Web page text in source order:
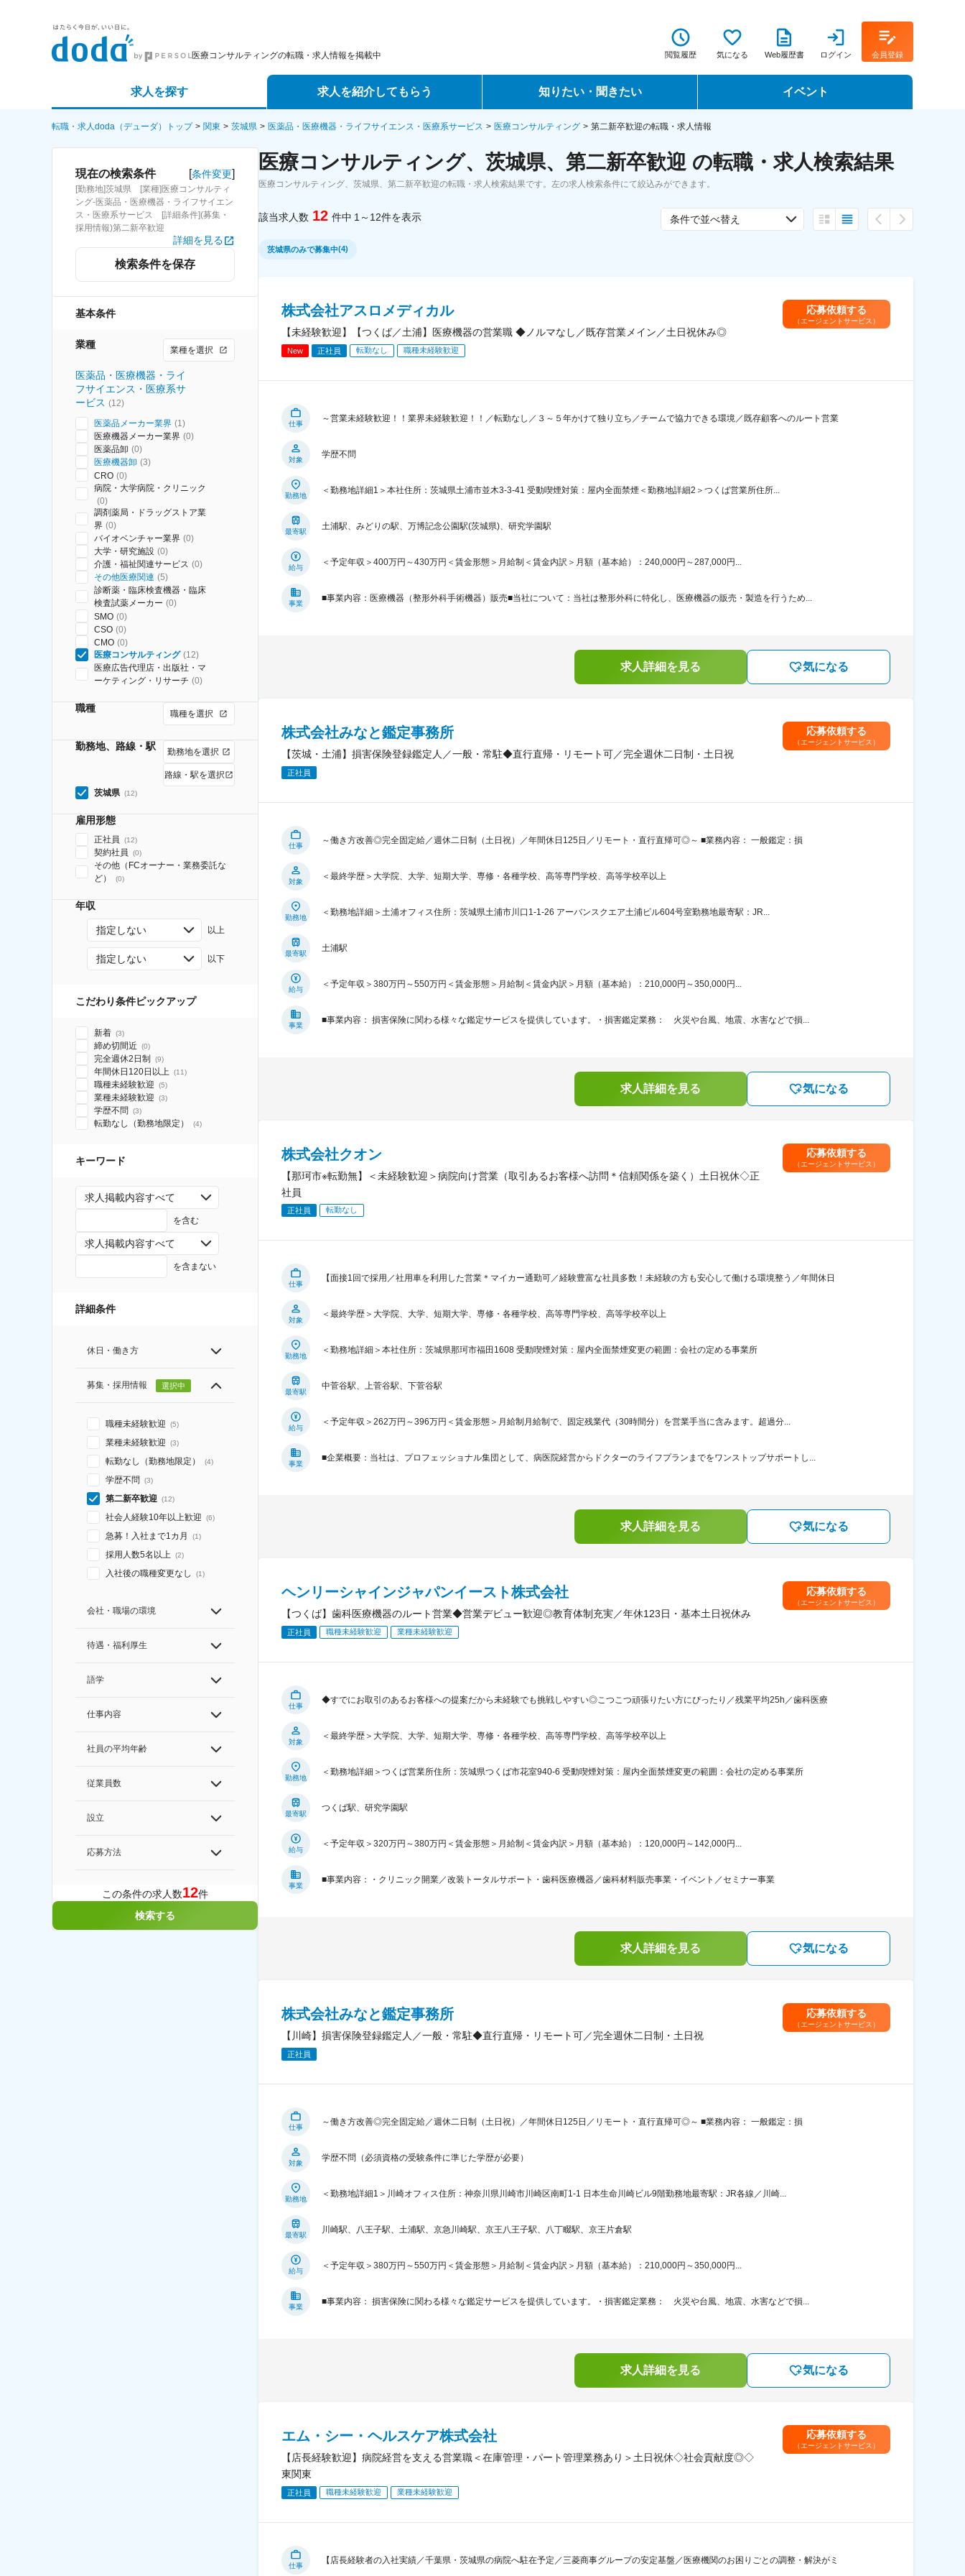
医療コンサルティングの転職・求人情報を掲載中 閲覧履歴 気になる Web履歴書 ログイン 会員登録
求人を探す
詳細条件から探す
求人特集から探す
求人を紹介してもらう
エージェントサービス
スカウトサービス
知りたい・聞きたい
転職ノウハウ
データで見る転職
イベント
転職フェア
転職・求人doda（デューダ）トップ 関東 茨城県 医薬品・医療機器・ライフサイエンス・医療系サービス 医療コンサルティング 第二新卒歓迎の転職・求人情報
現在の検索条件 [条件変更]
[勤務地]茨城県 [業種]医療コンサルティ
ング-医薬品・医療機器・ライフサイエン
ス・医療系サービス [詳細条件](募集・
採用情報)第二新卒歓迎
詳細を見る
検索条件を保存
基本条件
業種 業種を選択
医薬品・医療機器・ライ
フサイエンス・医療系サ
ービス (12)
医薬品メーカー業界 (1)
医療機器メーカー業界 (0)
医薬品卸 (0)
医療機器卸 (3)
CRO (0)
病院・大学病院・クリニック
(0)
調剤薬局・ドラッグストア業
界 (0)
バイオベンチャー業界 (0)
大学・研究施設 (0)
介護・福祉関連サービス (0)
その他医療関連 (5)
診断薬・臨床検査機器・臨床
検査試薬メーカー (0)
SMO (0)
CSO (0)
CMO (0)
医療コンサルティング (12)
医療広告代理店・出版社・マ
ーケティング・リサーチ (0)
職種 職種を選択
勤務地、路線・駅 勤務地を選択
路線・駅を選択
茨城県 (12)
雇用形態
正社員 (12)
契約社員 (0)
その他（FCオーナー・業務委託な
ど）
(0)
年収
指定しない 以上
指定しない 以下
こだわり条件ピックアップ
新着 (3)
締め切間近 (0)
完全週休2日制 (9)
年間休日120日以上 (11)
職種未経験歓迎 (5)
業種未経験歓迎 (3)
学歴不問 (3)
転勤なし（勤務地限定） (4)
キーワード
求人掲載内容すべて
を含む
求人掲載内容すべて
を含まない
詳細条件
休日・働き方
募集・採用情報 選択中
職種未経験歓迎 (5)
業種未経験歓迎 (3)
転勤なし（勤務地限定） (4)
学歴不問 (3)
第二新卒歓迎 (12)
社会人経験10年以上歓迎 (6)
急募！入社まで1カ月 (1)
採用人数5名以上 (2)
入社後の職種変更なし (1)
会社・職場の環境
待遇・福利厚生
語学
仕事内容
社員の平均年齢
従業員数
設立
応募方法
この条件の求人数12件
検索する
医療コンサルティング、茨城県、第二新卒歓迎 の転職・求人検索結果
医療コンサルティング、茨城県、第二新卒歓迎の転職・求人検索結果です。左の求人検索条件にて絞込みができます。
該当求人数 12 件中 1～12件を表示 条件で並べ替え
茨城県のみで募集中(4)
株式会社アスロメディカル
【未経験歓迎】【つくば／土浦】医療機器の営業職 ◆ノルマなし／既存営業メイン／土日祝休み◎
New 正社員 転勤なし 職種未経験歓迎
応募依頼する
（エージェントサービス）
仕事
～営業未経験歓迎！！業界未経験歓迎！！／転勤なし／３～５年かけて独り立ち／チームで協力できる環境／既存顧客へのルート営業
対象
学歴不問
勤務地
＜勤務地詳細1＞本社住所：茨城県土浦市並木3-3-41 受動喫煙対策：屋内全面禁煙＜勤務地詳細2＞つくば営業所住所...
最寄駅
土浦駅、みどりの駅、万博記念公園駅(茨城県)、研究学園駅
給与
＜予定年収＞400万円～430万円＜賃金形態＞月給制＜賃金内訳＞月額（基本給）：240,000円～287,000円...
事業
■事業内容：医療機器（整形外科手術機器）販売■当社について：当社は整形外科に特化し、医療機器の販売・製造を行うため...
求人詳細を見る 気になる
株式会社みなと鑑定事務所
【茨城・土浦】損害保険登録鑑定人／一般・常駐◆直行直帰・リモート可／完全週休二日制・土日祝
正社員
応募依頼する
（エージェントサービス）
仕事
～働き方改善◎完全固定給／週休二日制（土日祝）／年間休日125日／リモート・直行直帰可◎～ ■業務内容： 一般鑑定：損
対象
＜最終学歴＞大学院、大学、短期大学、専修・各種学校、高等専門学校、高等学校卒以上
勤務地
＜勤務地詳細＞土浦オフィス住所：茨城県土浦市川口1-1-26 アーバンスクエア土浦ビル604号室勤務地最寄駅：JR...
最寄駅
土浦駅
給与
＜予定年収＞380万円～550万円＜賃金形態＞月給制＜賃金内訳＞月額（基本給）：210,000円～350,000円...
事業
■事業内容： 損害保険に関わる様々な鑑定サービスを提供しています。・損害鑑定業務： 火災や台風、地震、水害などで損...
求人詳細を見る 気になる
株式会社クオン
【那珂市※転勤無】＜未経験歓迎＞病院向け営業（取引あるお客様へ訪問＊信頼関係を築く）土日祝休◇正
社員
正社員 転勤なし
応募依頼する
（エージェントサービス）
仕事
【面接1回で採用／社用車を利用した営業＊マイカー通勤可／経験豊富な社員多数！未経験の方も安心して働ける環境整う／年間休日
対象
＜最終学歴＞大学院、大学、短期大学、専修・各種学校、高等専門学校、高等学校卒以上
勤務地
＜勤務地詳細＞本社住所：茨城県那珂市福田1608 受動喫煙対策：屋内全面禁煙変更の範囲：会社の定める事業所
最寄駅
中菅谷駅、上菅谷駅、下菅谷駅
給与
＜予定年収＞262万円～396万円＜賃金形態＞月給制月給制で、固定残業代（30時間分）を営業手当に含みます。超過分...
事業
■企業概要：当社は、プロフェッショナル集団として、病医院経営からドクターのライフプランまでをワンストップサポートし...
求人詳細を見る 気になる
ヘンリーシャインジャパンイースト株式会社
【つくば】歯科医療機器のルート営業◆営業デビュー歓迎◎教育体制充実／年休123日・基本土日祝休み
正社員 職種未経験歓迎 業種未経験歓迎
応募依頼する
（エージェントサービス）
仕事
◆すでにお取引のあるお客様への提案だから未経験でも挑戦しやすい◎こつこつ頑張りたい方にぴったり／残業平均25h／歯科医療
対象
＜最終学歴＞大学院、大学、短期大学、専修・各種学校、高等専門学校、高等学校卒以上
勤務地
＜勤務地詳細＞つくば営業所住所：茨城県つくば市花室940-6 受動喫煙対策：屋内全面禁煙変更の範囲：会社の定める事業所
最寄駅
つくば駅、研究学園駅
給与
＜予定年収＞320万円～380万円＜賃金形態＞月給制＜賃金内訳＞月額（基本給）：120,000円～142,000円...
事業
■事業内容：・クリニック開業／改装トータルサポート・歯科医療機器／歯科材料販売事業・イベント／セミナー事業
求人詳細を見る 気になる
株式会社みなと鑑定事務所
【川崎】損害保険登録鑑定人／一般・常駐◆直行直帰・リモート可／完全週休二日制・土日祝
正社員
応募依頼する
（エージェントサービス）
仕事
～働き方改善◎完全固定給／週休二日制（土日祝）／年間休日125日／リモート・直行直帰可◎～ ■業務内容： 一般鑑定：損
対象
学歴不問（必須資格の受験条件に準じた学歴が必要）
勤務地
＜勤務地詳細1＞川崎オフィス住所：神奈川県川崎市川崎区南町1-1 日本生命川崎ビル9階勤務地最寄駅：JR各線／川崎...
最寄駅
川崎駅、八王子駅、土浦駅、京急川崎駅、京王八王子駅、八丁畷駅、京王片倉駅
給与
＜予定年収＞380万円～550万円＜賃金形態＞月給制＜賃金内訳＞月額（基本給）：210,000円～350,000円...
事業
■事業内容： 損害保険に関わる様々な鑑定サービスを提供しています。・損害鑑定業務： 火災や台風、地震、水害などで損...
求人詳細を見る 気になる
エム・シー・ヘルスケア株式会社
【店長経験歓迎】病院経営を支える営業職＜在庫管理・パート管理業務あり＞土日祝休◇社会貢献度◎◇
東関東
正社員 職種未経験歓迎 業種未経験歓迎
応募依頼する
（エージェントサービス）
仕事
【店長経験者の入社実績／千葉県・茨城県の病院へ駐在予定／三菱商事グループの安定基盤／医療機関のお困りごとの調整・解決がミ